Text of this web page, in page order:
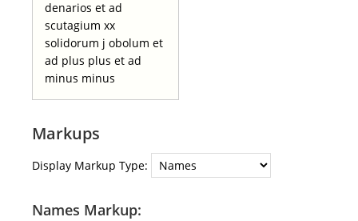
denarios et ad
scutagium xx
solidorum j obolum et
ad plus plus et ad
minus minus
Markups
Display Markup Type:
Names Markup: